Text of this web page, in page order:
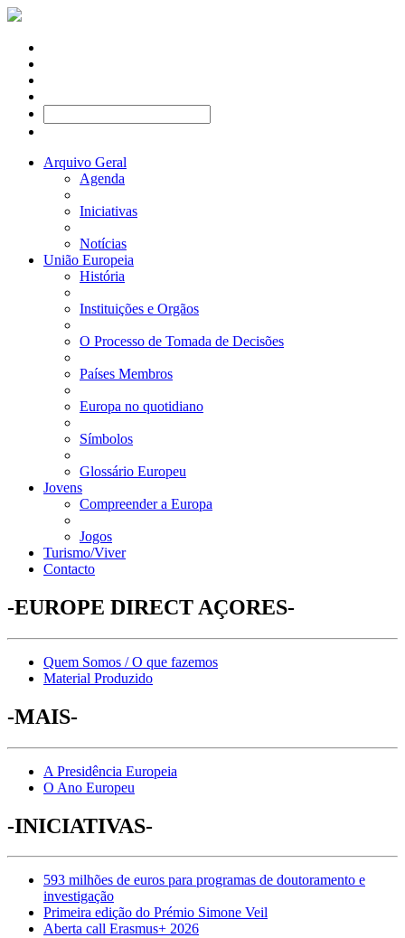
Arquivo Geral
Agenda
Iniciativas
Notícias
União Europeia
História
Instituições e Orgãos
O Processo de Tomada de Decisões
Países Membros
Europa no quotidiano
Símbolos
Glossário Europeu
Jovens
Compreender a Europa
Jogos
Turismo/Viver
Contacto
-EUROPE DIRECT AÇORES-
Quem Somos / O que fazemos
Material Produzido
-MAIS-
A Presidência Europeia
O Ano Europeu
-INICIATIVAS-
593 milhões de euros para programas de doutoramento e
investigação
Primeira edição do Prémio Simone Veil
Aberta call Erasmus+ 2026